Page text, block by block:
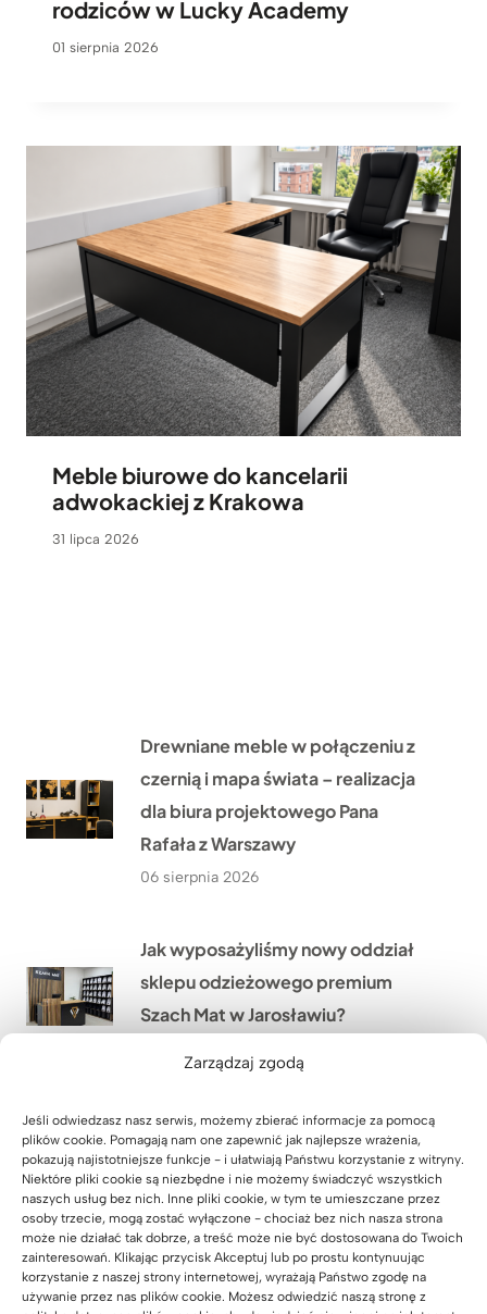
Zarządzaj zgodą
Jeśli odwiedzasz nasz serwis, możemy zbierać informacje za pomocą
plików cookie. Pomagają nam one zapewnić jak najlepsze wrażenia,
pokazują najistotniejsze funkcje - i ułatwiają Państwu korzystanie z witryny.
Niektóre pliki cookie są niezbędne i nie możemy świadczyć wszystkich
naszych usług bez nich. Inne pliki cookie, w tym te umieszczane przez
osoby trzecie, mogą zostać wyłączone - chociaż bez nich nasza strona
może nie działać tak dobrze, a treść może nie być dostosowana do Twoich
zainteresowań. Klikając przycisk Akceptuj lub po prostu kontynuując
korzystanie z naszej strony internetowej, wyrażają Państwo zgodę na
używanie przez nas plików cookie. Możesz odwiedzić naszą stronę z
rodziców w Lucky Academy
01 sierpnia 2026
Meble biurowe do kancelarii
adwokackiej z Krakowa
31 lipca 2026
Drewniane meble w połączeniu z
czernią i mapa świata – realizacja
dla biura projektowego Pana
Rafała z Warszawy
06 sierpnia 2026
Jak wyposażyliśmy nowy oddział
sklepu odzieżowego premium
Szach Mat w Jarosławiu?
Nowoczesne stanowiska obsługi
klienta dla firmy ANDRA Andrzej
Dąbek w Opatowie niedaleko
Wrocławia
04 sierpnia 2026